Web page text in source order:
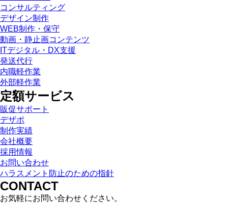
コンサルティング
デザイン制作
WEB制作・保守
動画・静止画コンテンツ
ITデジタル・DX支援
発送代行
内職軽作業
外部軽作業
定額サービス
販促サポート
デザポ
制作実績
会社概要
採用情報
お問い合わせ
ハラスメント防止のための指針
CONTACT
お気軽にお問い合わせください。